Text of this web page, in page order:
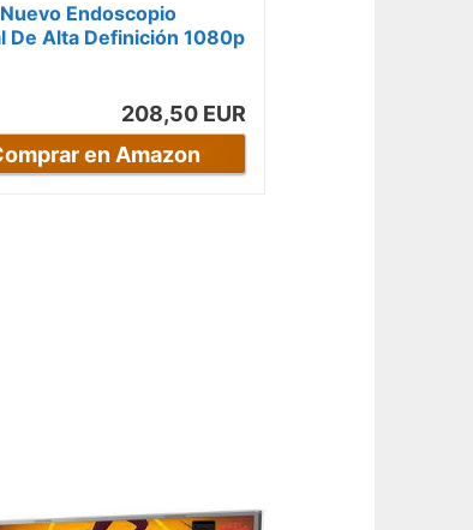
Endoscopio
De Alta Definición 1080p
208,50 EUR
en Amazon